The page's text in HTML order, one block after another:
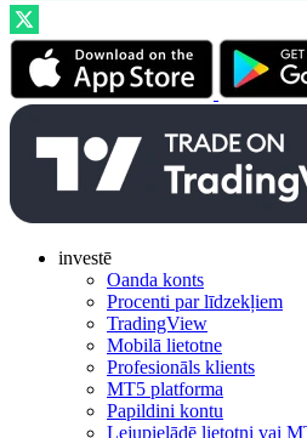
investē
Oanda konts
Procenti par līdzekļiem
TradingView
Mobilā lietotne
Profesionāls klients
MT5 platforma
Papildini kontu
Lejupielādē lietotni vai